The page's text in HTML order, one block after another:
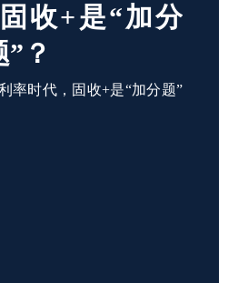
收+是“加分
？
率时代，固收+是“加分题”